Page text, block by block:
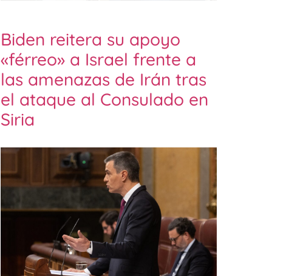
Biden reitera su apoyo
«férreo» a Israel frente a
las amenazas de Irán tras
el ataque al Consulado en
Siria